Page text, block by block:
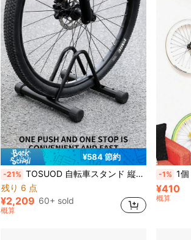
¥584 節約
-21% TOSUOD 自転車スタンド 縦置き 頑丈な金属製 フロアスタンド ロードバイク マウンテンバイク対応 室内収納ラック 滑り止めゴムパッド付き 室内自転車収納 ファッショナブルな金属フレーム 自転車スタンド
残り 6 点
¥2,209 60+ sold
概算
-1% 1個 耐荷重ガレージ
¥410
概算